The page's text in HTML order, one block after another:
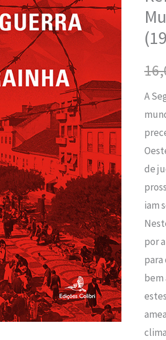
A
de
iam
por
para
bem
Guerra
nas
1946)